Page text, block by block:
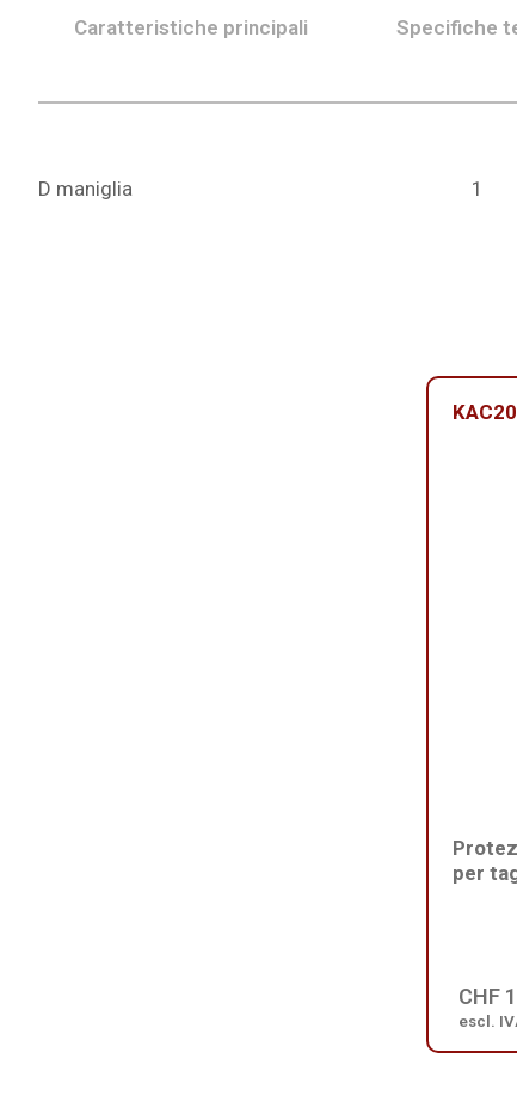
Caratteristiche principali Specifiche
D maniglia 1
per
CHF
escl.